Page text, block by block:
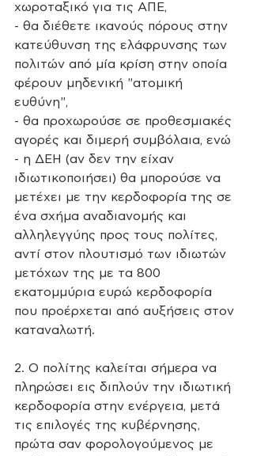
χωροταξικό για τις ΑΠΕ,
- θα διέθετε ικανούς πόρους στην
κατεύθυνση της ελάφρυνσης των
πολιτών από μία κρίση στην οποία
φέρουν μηδενική "ατομική
ευθύνη",
- θα προχωρούσε σε προθεσμιακές
αγορές και διμερή συμβόλαια, ενώ
- η ΔΕΗ (αν δεν την είχαν
ιδιωτικοποιήσει) θα μπορούσε να
μετέχει με την κερδοφορία της σε
ένα σχήμα αναδιανομής και
αλληλεγγύης προς τους πολίτες,
αντί στον πλουτισμό των ιδιωτών
μετόχων της με τα 800
εκατομμύρια ευρώ κερδοφορία
που προέρχεται από αυξήσεις στον
καταναλωτή.
2. Ο πολίτης καλείται σήμερα να
πληρώσει εις διπλούν την ιδιωτική
κερδοφορία στην ενέργεια, μετά
τις επιλογές της κυβέρνησης,
πρώτα σαν φορολογούμενος με